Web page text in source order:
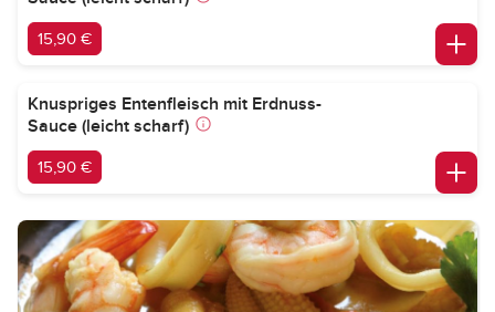
15,90 €
Knuspriges Entenfleisch mit Erdnuss-
Sauce (leicht scharf)
15,90 €